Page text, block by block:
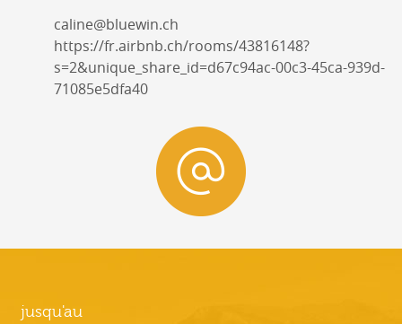
caline@bluewin.ch
https://fr.airbnb.ch/rooms/43816148?
s=2&unique_share_id=d67c94ac-00c3-45ca-939d-
71085e5dfa40
jusqu'au